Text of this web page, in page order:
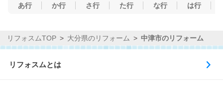
あ行 か行 さ行 た行 な行 は行
リフォスムTOP 大分県のリフォーム 中津市のリフォーム
リフォスムとは